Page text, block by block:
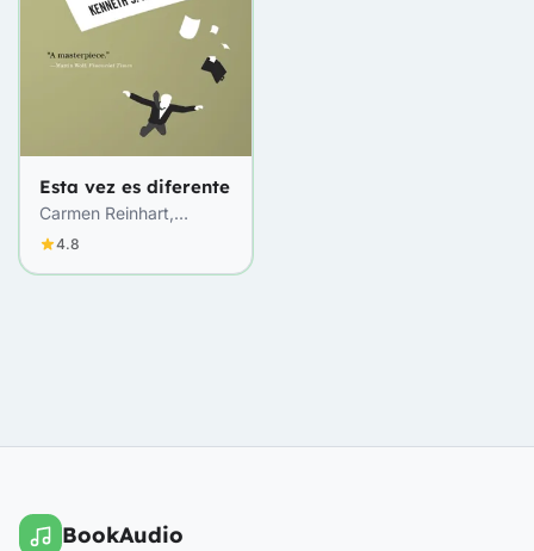
Esta vez es diferente
Carmen Reinhart,
Kenneth Rogoff
4.8
BookAudio